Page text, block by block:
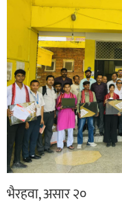
भैरहवा, असार २०